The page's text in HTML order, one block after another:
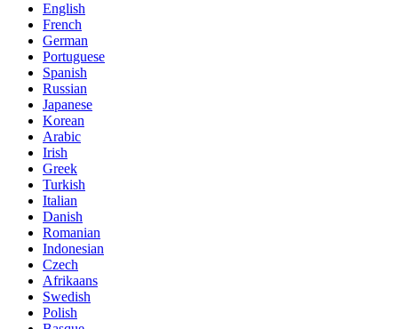
English
French
German
Portuguese
Spanish
Russian
Japanese
Korean
Arabic
Irish
Greek
Turkish
Italian
Danish
Romanian
Indonesian
Czech
Afrikaans
Swedish
Polish